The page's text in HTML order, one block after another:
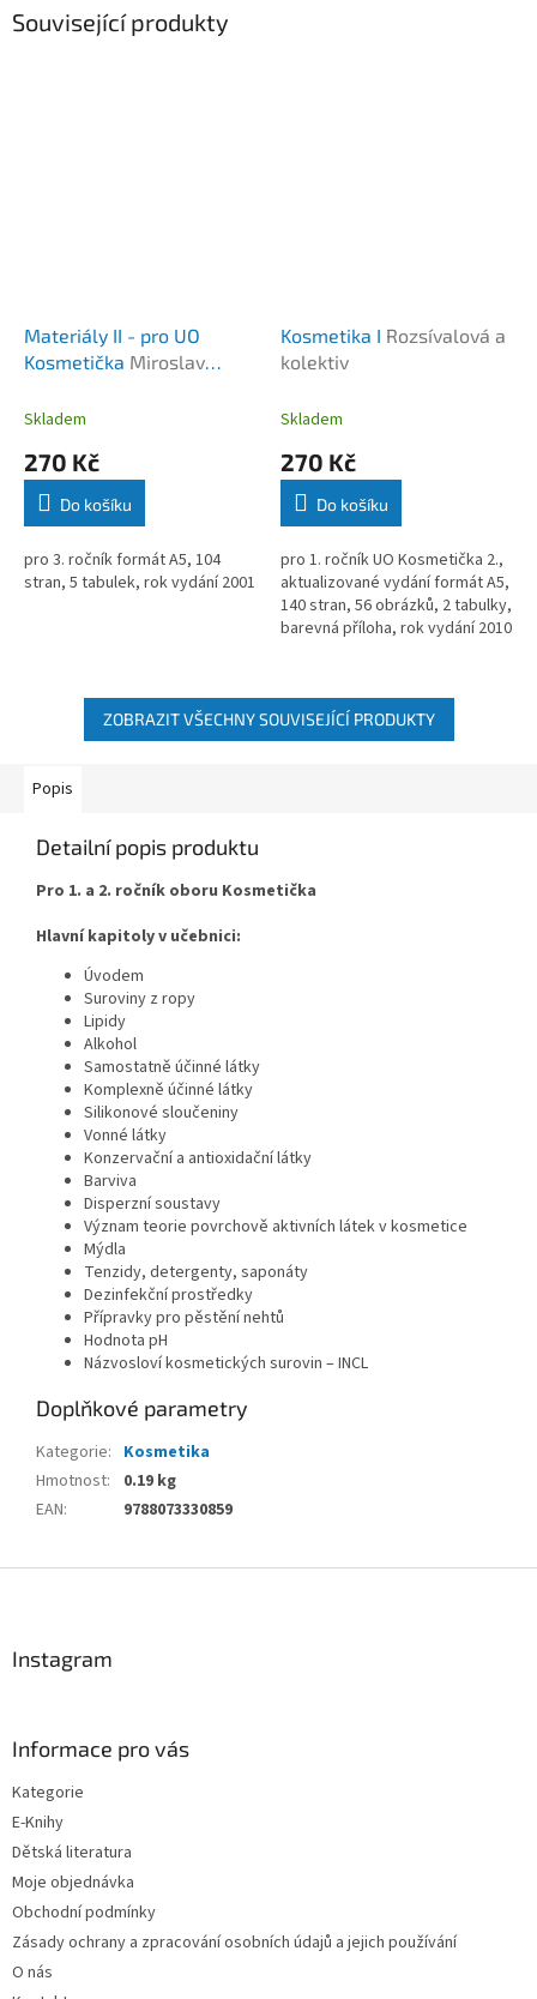
Související produkty
Materiály II - pro UO
Kosmetička Miroslav
Skladem
270 Kč
Do košíku
pro 3. ročník formát A5, 104
stran, 5 tabulek, rok vydání 2001
Kosmetika I Rozsívalová a
kolektiv
Skladem
270 Kč
Do košíku
pro 1. ročník UO Kosmetička 2.,
aktualizované vydání formát A5,
140 stran, 56 obrázků, 2 tabulky,
barevná příloha, rok vydání 2010
ZOBRAZIT VŠECHNY SOUVISEJÍCÍ PRODUKTY
Popis
Detailní popis produktu
Pro 1. a 2. ročník oboru Kosmetička
Hlavní kapitoly v učebnici:
Úvodem
Suroviny z ropy
Lipidy
Alkohol
Samostatně účinné látky
Komplexně účinné látky
Silikonové sloučeniny
Vonné látky
Konzervační a antioxidační látky
Barviva
Disperzní soustavy
Význam teorie povrchově aktivních látek v kosmetice
Mýdla
Tenzidy, detergenty, saponáty
Dezinfekční prostředky
Přípravky pro pěstění nehtů
Hodnota pH
Názvosloví kosmetických surovin – INCL
Doplňkové parametry
Kategorie: Kosmetika
Hmotnost:
0.19 kg
EAN: 9788073330859
Instagram
Informace pro vás
Kategorie
E-Knihy
Dětská literatura
Moje objednávka
Obchodní podmínky
Zásady ochrany a zpracování osobních údajů a jejich používání
O nás